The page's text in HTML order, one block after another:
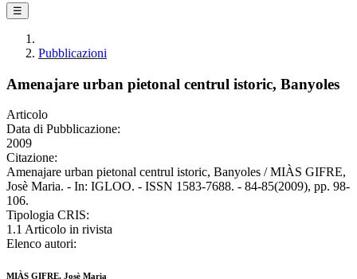
☰
Pubblicazioni
Amenajare urban pietonal centrul istoric, Banyoles
Articolo
Data di Pubblicazione:
2009
Citazione:
Amenajare urban pietonal centrul istoric, Banyoles / MIÀS GIFRE,
Josè Maria. - In: IGLOO. - ISSN 1583-7688. - 84-85(2009), pp. 98-
106.
Tipologia CRIS:
1.1 Articolo in rivista
Elenco autori:
MIÀS GIFRE, Josè Maria